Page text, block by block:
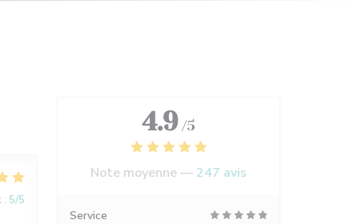
: 5/5
4.9 /5
Note moyenne — 247 avis
Service